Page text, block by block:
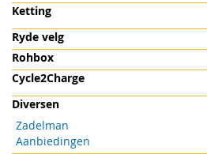
Ketting
Ryde velg
Rohbox
Cycle2Charge
Diversen
Zadelman
Aanbiedingen